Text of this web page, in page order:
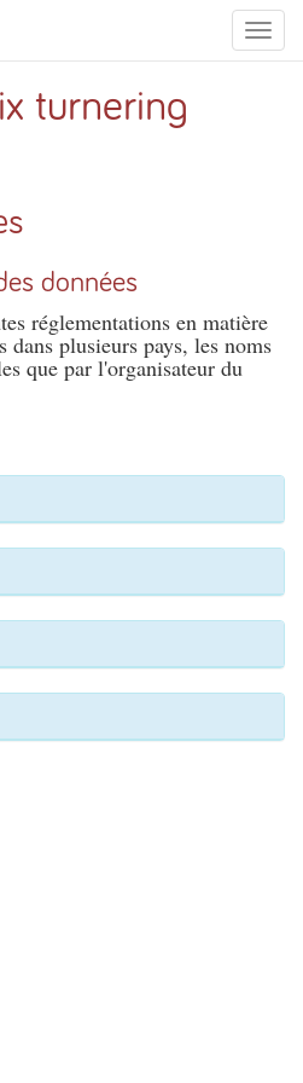
Toggle
turnering
données
réglementations en matière
dans plusieurs pays, les noms
que par l'organisateur du